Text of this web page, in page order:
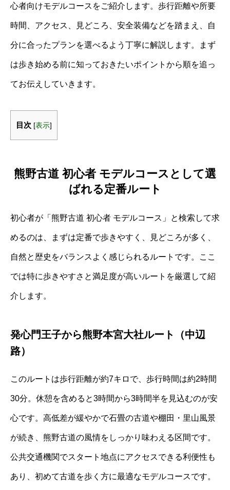
心者向けモデルコースをご紹介します。歩行距離や所要
時間、アクセス、見どころ、安全装備などを踏まえ、自
分に合ったプランを選べるよう丁寧に解説します。まず
は歩き始める前に知っておきたいポイントから順を追っ
てお伝えしていきます。
目次 [表示]
熊野古道 初心者 モデルコースとして選
ばれる定番ルート
初心者が「熊野古道 初心者 モデルコース」と検索して求
めるのは、まずは定番で歩きやすく、見どころが多く、
自然と歴史をバランスよく感じられるルートです。ここ
では特に歩きやすさと満足度が高いルートを厳選して紹
介します。
発心門王子から熊野本宮大社ルート（中辺
路）
このルートは歩行距離が約7キロで、歩行時間は約2時間
30分。休憩を含めると3時間から3時間半を見込むのが安
心です。高低差が緩やかで石畳の古道や棚田・里山風景
が続き、熊野古道の風情をしっかり味わえる区間です。
公共交通機関でスタート地点にアクセスできる利便性も
あり、初めて古道を歩く方に最適なモデルコースです。